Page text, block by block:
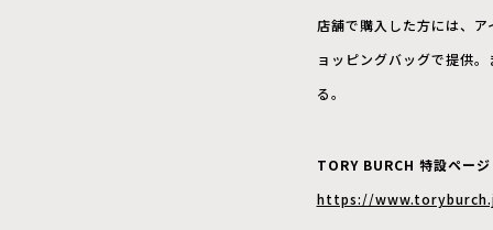
店舗で購入した方には、
ョッピングバッグで提供
る。
TORY BURCH 特設ページ
https://